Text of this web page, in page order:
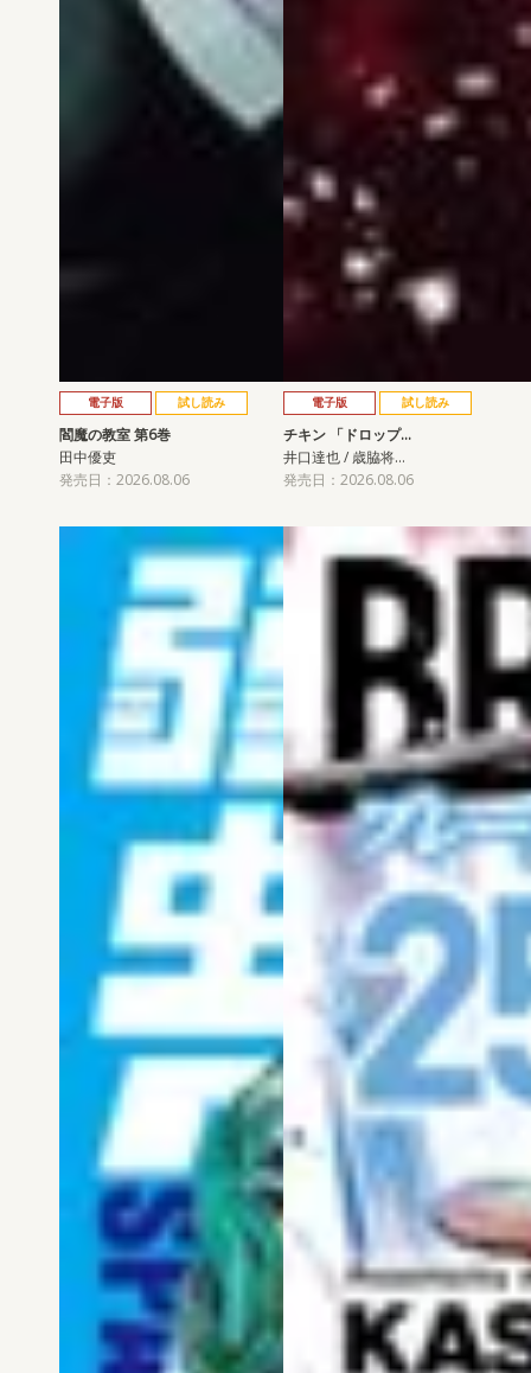
電子版 試し読み
閻魔の教室 第6巻
田中優吏
発売日：2026.08.06
電子版 試し読み
チキン 「ドロップ…
井口達也 / 歳脇将…
発売日：2026.08.06